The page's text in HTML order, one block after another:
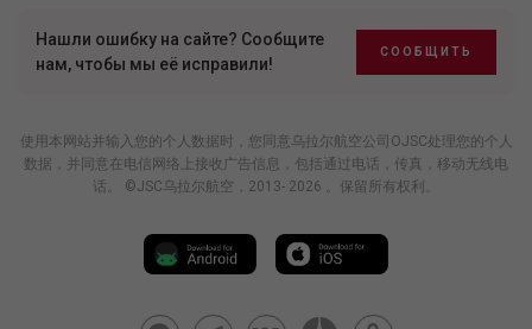
Нашли ошибку на сайте? Сообщите
нам, чтобы мы её исправили!
СООБЩИТЬ
使用本网站并输入您的个人数据时，您同意乌拉尔航空公司OJSC处理您的个人
数据，并同意在电信网络上接收广告信息，包括通过电话，传真，移动无线电
话。 ©JSC乌拉尔航空，2013- 2026 。保留所有权利。